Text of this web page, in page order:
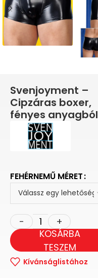
Svenjoyment –
Cipzáras boxer,
fényes anyagból
FEHÉRNEMŰ MÉRET
KOSÁRBA
TESZEM
Kívánságlistához